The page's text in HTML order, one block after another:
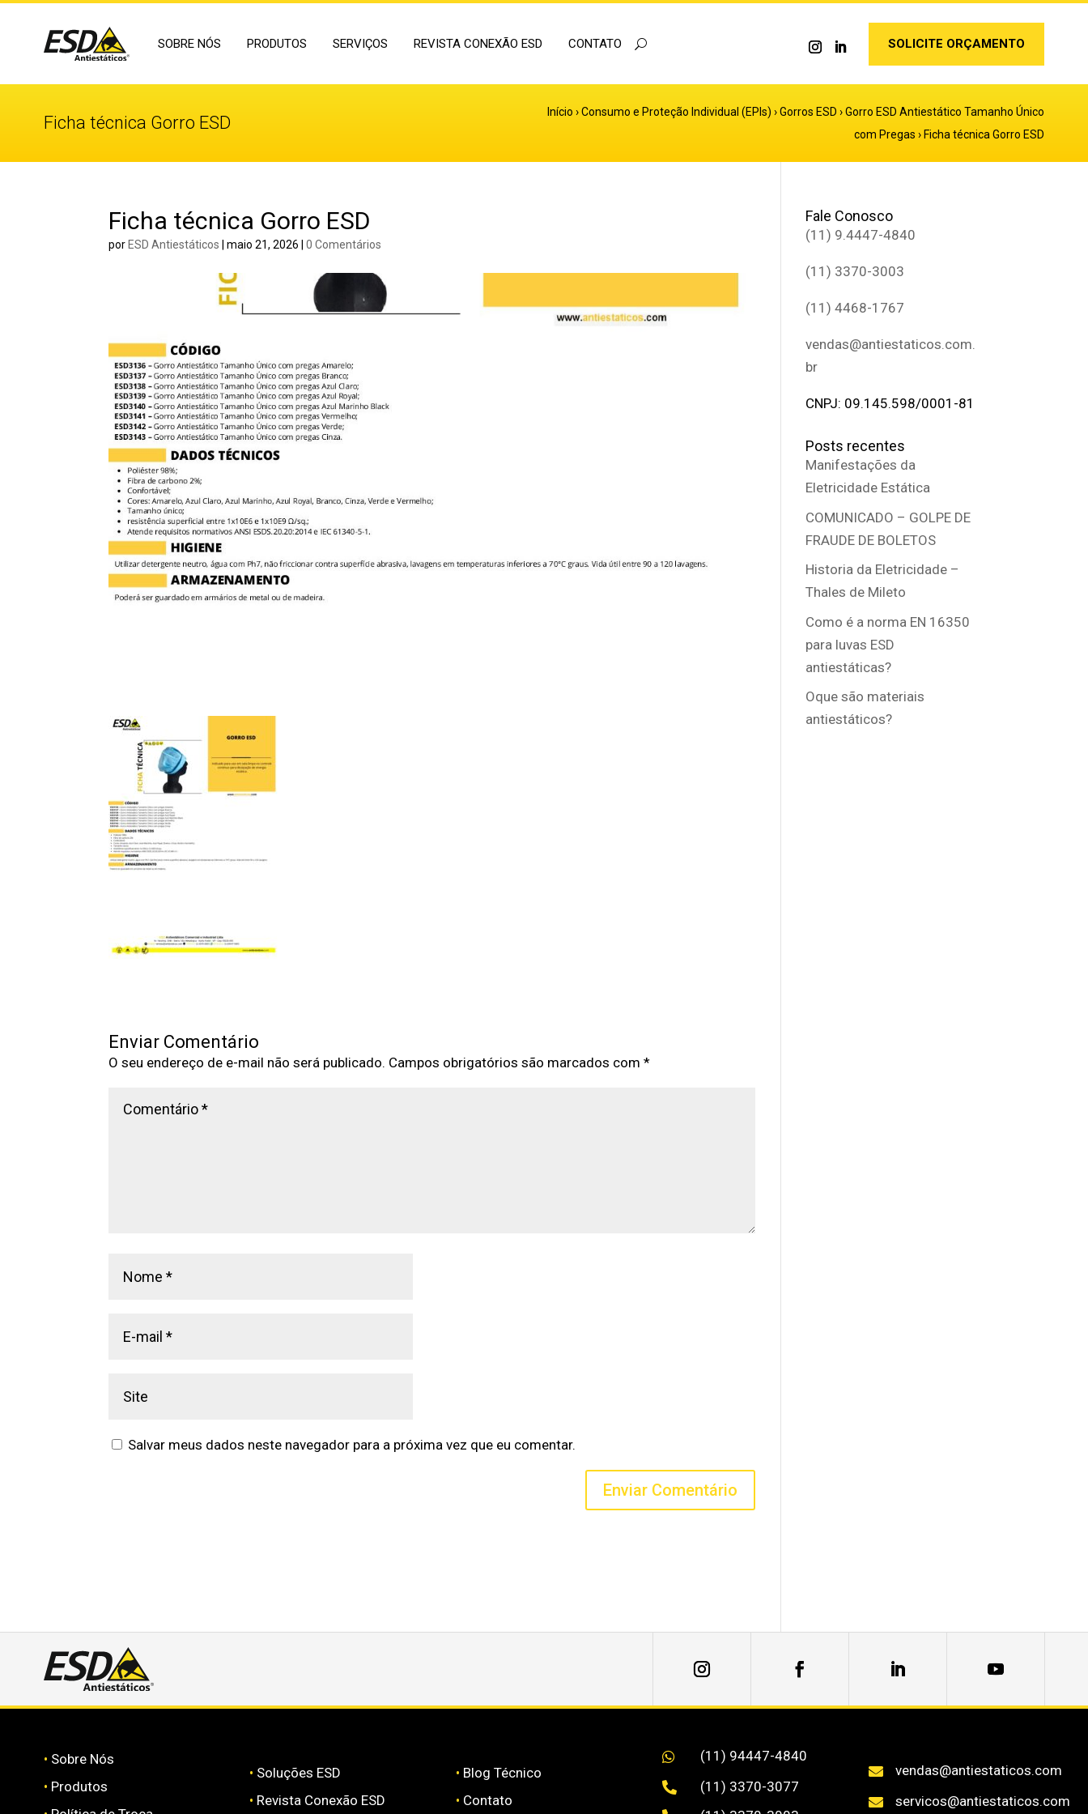
SOBRE NÓS PRODUTOS SERVIÇOS REVISTA CONEXÃO ESD CONTATO SOLICITE ORÇAMENTO
Ficha técnica Gorro ESD
Início ›Consumo e Proteção Individual (EPIs) ›Gorros ESD ›Gorro ESD Antiestático Tamanho Único
com Pregas › Ficha técnica Gorro ESD
Ficha técnica Gorro ESD
por ESD Antiestáticos |maio 21, 2026 |0 Comentários
Enviar Comentário
O seu endereço de e-mail não será publicado. Campos obrigatórios são marcados com*
Salvar meus dados neste navegador para a próxima vez que eu comentar.
Fale Conosco
(11) 9.4447-4840
(11) 3370-3003
(11) 4468-1767
vendas@antiestaticos.com.
br
CNPJ: 09.145.598/0001-81
Posts recentes
Manifestações da
Eletricidade Estática
COMUNICADO – GOLPE DE
FRAUDE DE BOLETOS
Historia da Eletricidade –
Thales de Mileto
Como é a norma EN 16350
para luvas ESD
antiestáticas?
Oque são materiais
antiestáticos?
• Sobre Nós
• Produtos
• Soluções ESD
• Revista Conexão ESD
• Blog Técnico
• Contato
 (11) 94447-4840
 (11) 3370-3077
 vendas@antiestaticos.com
 servicos@antiestaticos.com